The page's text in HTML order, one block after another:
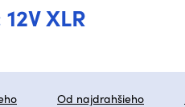
XLR
Od najdrahšieho